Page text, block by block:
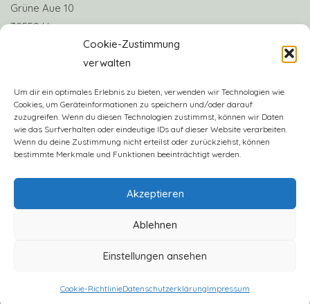
Cookie-Zustimmung
verwalten
Um dir ein optimales Erlebnis zu bieten, verwenden wir Technologien wie
Cookies, um Geräteinformationen zu speichern und/oder darauf
zuzugreifen. Wenn du diesen Technologien zustimmst, können wir Daten
wie das Surfverhalten oder eindeutige IDs auf dieser Website verarbeiten.
Wenn du deine Zustimmung nicht erteilst oder zurückziehst, können
bestimmte Merkmale und Funktionen beeinträchtigt werden.
Akzeptieren
Ablehnen
Einstellungen ansehen
Cookie-RichtlinieDatenschutzerklärungImpressum
Grüne Aue 10
30559 Hannover
Telefon: +49 170 8063922
Vereinskonto: Deutsche Skatbank
IBAN: DE57 8306 5408 0005 3406 16
BIC: GENODEF1SLR